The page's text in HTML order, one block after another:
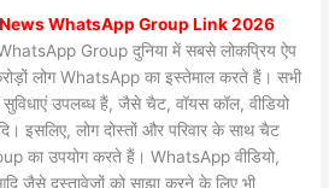
WhatsApp Group Link 2026
Group दुनिया में सबसे लोकप्रिय ऐप
लोग WhatsApp का इस्तेमाल करते हैं। सभी
सुविधाएं उपलब्ध हैं, जैसे चैट, वॉयस कॉल, वीडियो
इसलिए, लोग दोस्तों और परिवार के साथ चैट
का उपयोग करते हैं। WhatsApp वीडियो,
जैसे दस्तावेजों को साझा करने के लिए भी